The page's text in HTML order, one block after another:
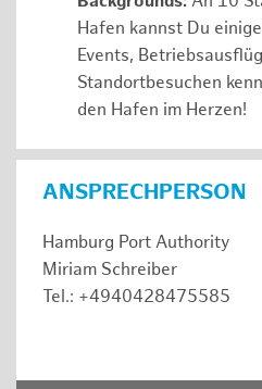
Hafen kannst Du
Events,
Standortbesuchen
den Hafen im Herzen!
ANSPRECHPERSON
Hamburg Port Authority
Miriam Schreiber
Tel.: +4940428475585